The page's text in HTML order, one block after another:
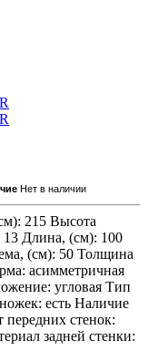
Нет в наличии
215 Высота
13 Длина, (см): 100
(см): 50 Толщина
асимметричная
угловая Тип
есть Наличие
стенок:
задней стенки: